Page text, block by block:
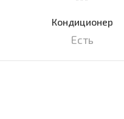
Кондиционер
Есть